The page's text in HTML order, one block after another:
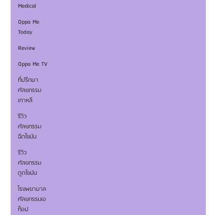
Medical
Oppa Me
Today
Review
Oppa Me TV
ที่ปรึกษา
ศัลยกรรม
เกาหลี
รีวิว
ศัลยกรรม
ฉีดไขมัน
รีวิว
ศัลยกรรม
ดูดไขมัน
โรงพยาบาล
ศัลยกรรมเอ
ท็อป